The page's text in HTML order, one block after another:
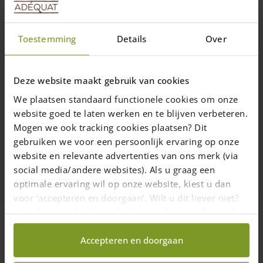
Toestemming Details Over
Deze website maakt gebruik van cookies
We plaatsen standaard functionele cookies om onze
website goed te laten werken en te blijven verbeteren.
Mogen we ook tracking cookies plaatsen? Dit
gebruiken we voor een persoonlijk ervaring op onze
website en relevante advertenties van ons merk (via
social media/andere websites). Als u graag een
optimale ervaring wil op onze website, kiest u dan
voor ‘accepteren en doorgaan'. Wilt u dit liever niet?
Kies dan voor ‘zelf instellen’ en geef aan welke cookies
wij wel mogen verzamelen.
Accepteren en doorgaan
Staketenzauntor mit Schloss, 150
Das robuste,abschließbare Holztorpasst sehr gut zu
unseren
Staketenzäunen in 150 cm Höhe, eignet sich aber
auch sehr gut als eigenständiges Gartentorund Zugangstor
zum Grundstück.
Hochwertige Edelkastanie:Das Holztor mit Schloss ist aus
langlebigem Kastanienholz gefertigt. Die Pfosten bestehen
aus Kastanienpfählen mit 10-12 cm Ø, während die
Querstreben und die Diagonalstrebe aus Kastanienpfählen 7-
9 cm Ø gefertigt sind.
Was ist der Unterschied zum
’normalen‘ Staketenzauntor?
Abschließbares Tor:Dieses hochwertige Staketenzauntor
Weiterlesen
Details
Lieferung
Abholen
1A EU-Qualität – nachhaltig & günstig